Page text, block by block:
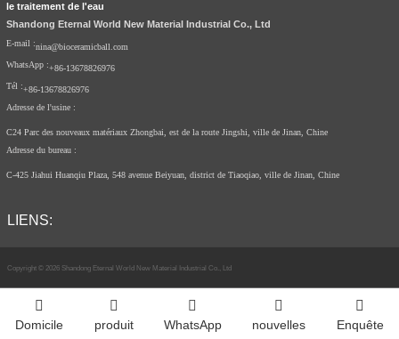
le traitement de l'eau
Shandong Eternal World New Material Industrial Co., Ltd
E-mail :nina@bioceramicball.com
WhatsApp :+86-13678826976
Tél :+86-13678826976
Adresse de l'usine :
C24 Parc des nouveaux matériaux Zhongbai, est de la route Jingshi, ville de Jinan, Chine
Adresse du bureau :
C-425 Jiahui Huanqiu Plaza, 548 avenue Beiyuan, district de Tiaoqiao, ville de Jinan, Chine
LIENS:
Copyright © 2026 Shandong Eternal World New Material Industrial Co., Ltd
Domicile produit WhatsApp nouvelles Enquête